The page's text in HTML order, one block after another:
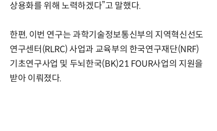
상용화를 위해 노력하겠다”고 말했다.
한편, 이번 연구는 과학기술정보통신부의 지역혁신선도
연구센터(RLRC) 사업과 교육부의 한국연구재단(NRF)
기초연구사업 및 두뇌한국(BK)21 FOUR사업의 지원을
받아 이뤄졌다.